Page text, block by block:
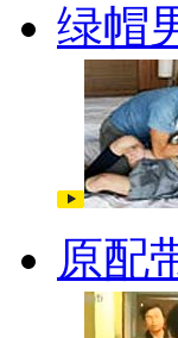
绿帽
原配